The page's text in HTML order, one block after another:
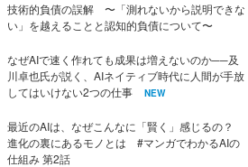
技術的負債の誤解 〜「測れないから説明できな
い」を越えることと認知的負債について〜
なぜAIで速く作れても成果は増えないのか──及
川卓也氏が説く、AIネイティブ時代に人間が手放
してはいけない2つの仕事
NEW
最近のAIは、なぜこんなに「賢く」感じるの？
進化の裏にあるモノとは #マンガでわかるAIの
仕組み 第2話